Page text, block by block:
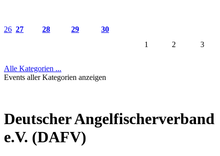
26 27 28 29
30
1
2 3
Alle Kategorien ...
Events aller Kategorien anzeigen
Deutscher Angelfischerverband
e.V. (DAFV)